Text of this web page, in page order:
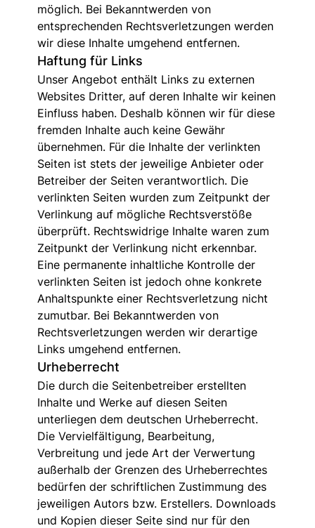
möglich. Bei Bekanntwerden von
entsprechenden Rechtsverletzungen werden
wir diese Inhalte umgehend entfernen.
Haftung für Links
Unser Angebot enthält Links zu externen
Websites Dritter, auf deren Inhalte wir keinen
Einfluss haben. Deshalb können wir für diese
fremden Inhalte auch keine Gewähr
übernehmen. Für die Inhalte der verlinkten
Seiten ist stets der jeweilige Anbieter oder
Betreiber der Seiten verantwortlich. Die
verlinkten Seiten wurden zum Zeitpunkt der
Verlinkung auf mögliche Rechtsverstöße
überprüft. Rechtswidrige Inhalte waren zum
Zeitpunkt der Verlinkung nicht erkennbar.
Eine permanente inhaltliche Kontrolle der
verlinkten Seiten ist jedoch ohne konkrete
Anhaltspunkte einer Rechtsverletzung nicht
zumutbar. Bei Bekanntwerden von
Rechtsverletzungen werden wir derartige
Links umgehend entfernen.
Urheberrecht
Die durch die Seitenbetreiber erstellten
Inhalte und Werke auf diesen Seiten
unterliegen dem deutschen Urheberrecht.
Die Vervielfältigung, Bearbeitung,
Verbreitung und jede Art der Verwertung
außerhalb der Grenzen des Urheberrechtes
bedürfen der schriftlichen Zustimmung des
jeweiligen Autors bzw. Erstellers. Downloads
und Kopien dieser Seite sind nur für den